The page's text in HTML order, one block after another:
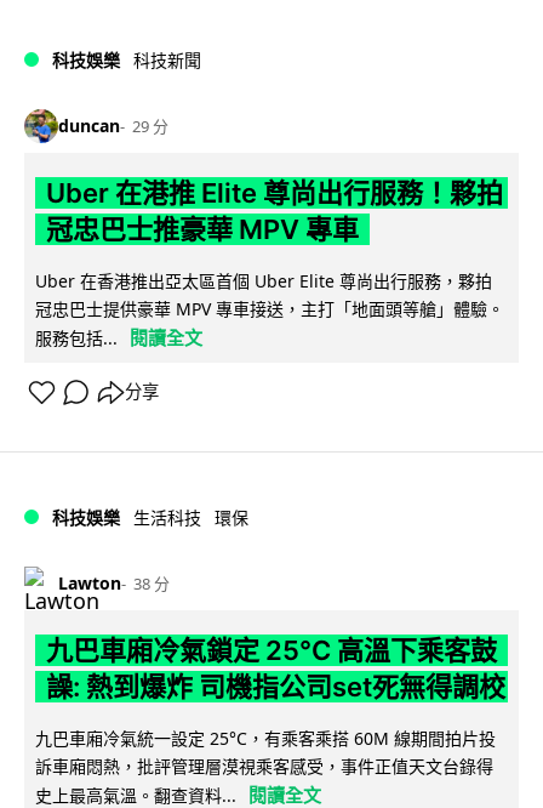
科技娛樂 科技新聞
duncan 29 分
Uber 在港推 Elite 尊尚出行服務！夥拍
冠忠巴士推豪華 MPV 專車
Uber 在香港推出亞太區首個 Uber Elite 尊尚出行服務，夥拍
冠忠巴士提供豪華 MPV 專車接送，主打「地面頭等艙」體驗。
服務包括...
閱讀全文
分享
科技娛樂 生活科技 環保
Lawton 38 分
九巴車廂冷氣鎖定 25°C 高溫下乘客鼓
譟: 熱到爆炸 司機指公司set死無得調校
九巴車廂冷氣統一設定 25°C，有乘客乘搭 60M 線期間拍片投
訴車廂悶熱，批評管理層漠視乘客感受，事件正值天文台錄得
史上最高氣溫。翻查資料...
閱讀全文